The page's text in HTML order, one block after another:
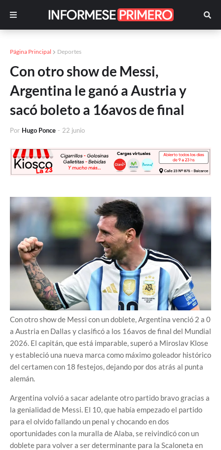
Página Principal Deportes
Con otro show de Messi,
Argentina le ganó a Austria y
sacó boleto a 16avos de final
Por Hugo Ponce - 22 junio
Con otro show de Messi con un doblete, Argentina venció 2 a 0
a Austria en Dallas y clasificó a los 16avos de final del Mundial
2026. El capitán, que está imparable, superó a Miroslav Klose
y estableció una nueva marca como máximo goleador histórico
del certamen con 18 festejos, dejando por dos atrás al punta
alemán.
Argentina volvió a sacar adelante otro partido bravo gracias a
la genialidad de Messi. El 10, que había empezado el partido
para el olvido fallando un penal y chocando en dos
oportunidades con la muralla de Alaba, se reivindicó con un
doblete para volver a ser determinante para la Scaloneta en